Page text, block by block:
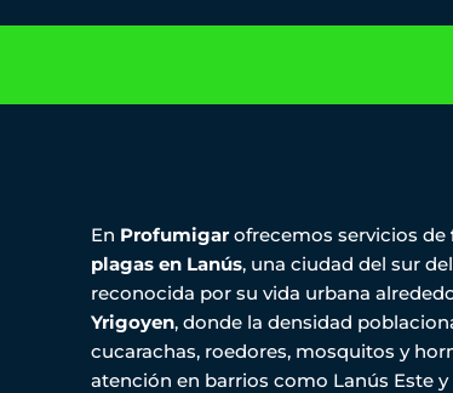
En Profumigar ofrecemos servicios de
plagas en Lanús, una ciudad del sur
reconocida por su vida urbana
Yrigoyen, donde la densidad
cucarachas, roedores, mosquitos y
atención en barrios como Lanús Este